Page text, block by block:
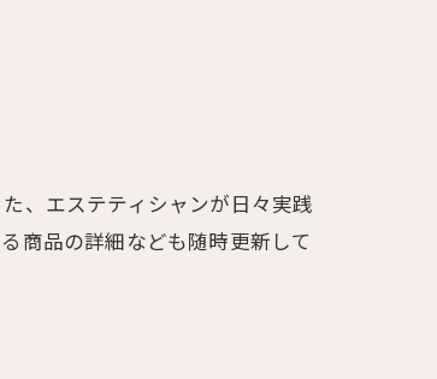
、エステティシャンが日々実践
商品の詳細なども随時更新して